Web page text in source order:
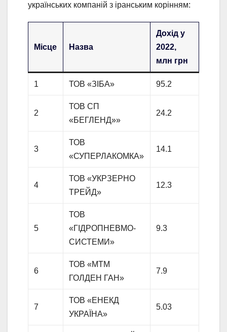
українських компаній з іранським корінням:
Місце Назва
Дохід у
2022,
млн грн
1 ТОВ «ЗІБА» 95.2
2
ТОВ СП
«БЕГЛЕНД»»
24.2
3
ТОВ
«СУПЕРЛАКОМКА»
14.1
4
ТОВ «УКРЗЕРНО
ТРЕЙД»
12.3
5
ТОВ
«ГІДРОПНЕВМО­
СИСТЕМИ»
9.3
6
ТОВ «МТМ
ГОЛДЕН ГАН»
7.9
7
ТОВ «ЕНЕКД
УКРАЇНА»
5.03